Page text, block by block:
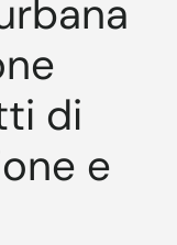
di
e